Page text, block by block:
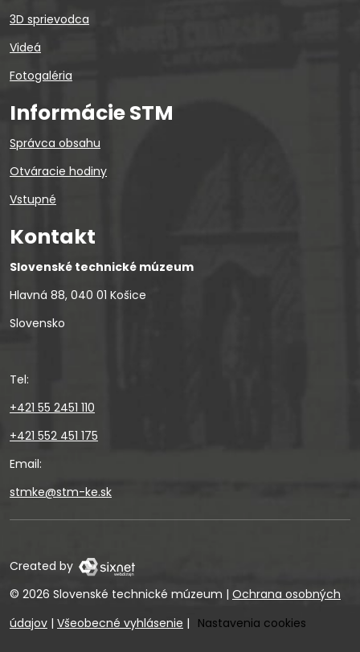
3D sprievodca
Videá
Fotogaléria
Informácie STM
Správca obsahu
Otváracie hodiny
Vstupné
Kontakt
Slovenské technické múzeum
Hlavná 88, 040 01 Košice
Slovensko
Tel:
+421 55 2451 110
+421 552 451 175
Email:
stmke@stm-ke.sk
Created by
© 2026 Slovenské technické múzeum | Ochrana osobných
údajov | Všeobecné vyhlásenie | Nastavenia cookies